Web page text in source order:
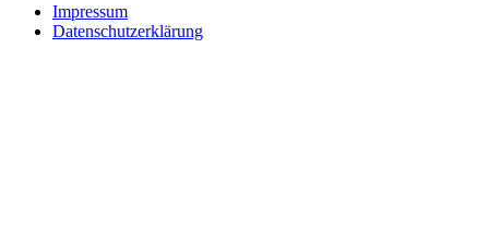
Impressum
Datenschutzerklärung